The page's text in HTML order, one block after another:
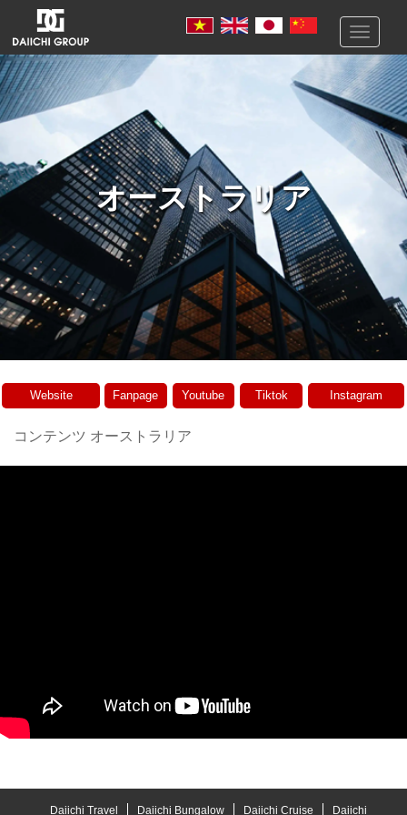
Toggle
オーストラリア
Website Fanpage Youtube Tiktok Instagram
コンテンツ オーストラリア
Daiichi Travel Daiichi Bungalow Daiichi Cruise Daiichi